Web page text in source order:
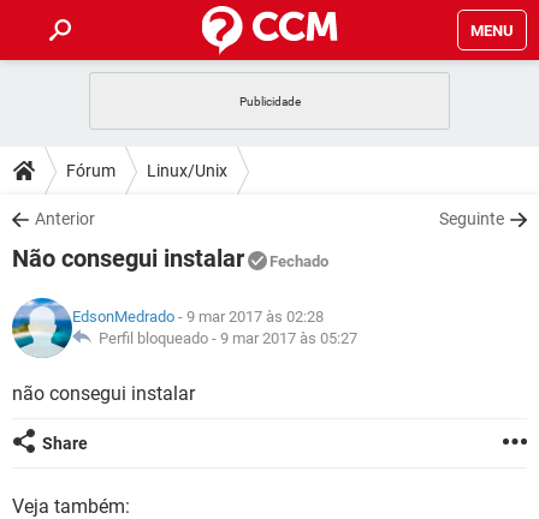
MENU
CELULAR
OUTLOOK
INSTAGRAM GMAIL
GUIA DE COMPRAS
DICAS
JOGOS
INSTAGRAM GMAIL
GUIA DE COMPRAS
DOWNLOADS
JOGOS WHATSAPP
CELULAR
OUTLOOK EXCEL
INSTAGRAM
JOGOS WHATSAPP
CELULAR
OUTLOOK
INSTAGRAM
GLOSSÁRIO
JOGOS
INSTAGRAM
Fórum Linux/Unix
Anterior Seguinte
Não consegui instalar Fechado
EdsonMedrado - 9 mar 2017 às 02:28
Perfil bloqueado - 9 mar 2017 às 05:27
não consegui instalar
Share
Veja também: